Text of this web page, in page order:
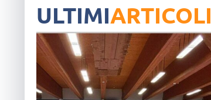
ULTIMIARTICOLI